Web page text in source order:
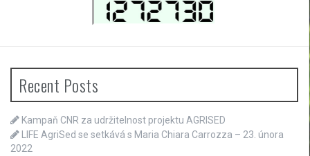
Recent Posts
Kampaň CNR za udržitelnost projektu AGRISED
LIFE AgriSed se setkává s Maria Chiara Carrozza – 23. února
2022